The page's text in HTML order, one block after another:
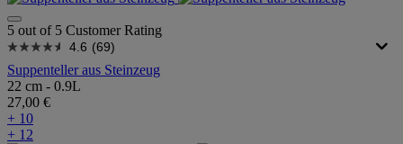
5 out of 5 Customer Rating
4.6 (69)
Suppenteller aus Steinzeug
22 cm - 0.9L
27,00 €
+ 10
+ 12